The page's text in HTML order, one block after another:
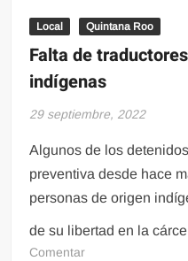
Local Quintana Roo
Falta de
indígenas
29 septiembre, 2022
Algunos de los
preventiva desde hace
personas de origen
de su libertad en la
Comentaren